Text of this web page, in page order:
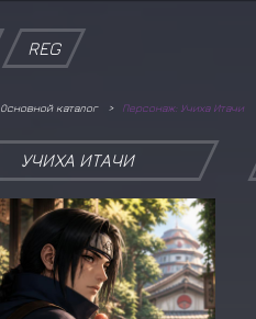
REG
Основной каталог Персонаж: Учиха Итачи
УЧИХА ИТАЧИ